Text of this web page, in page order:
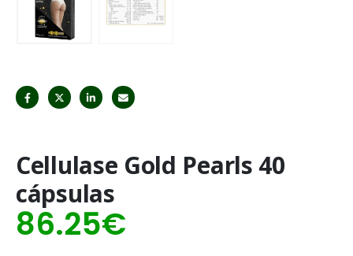
Cellulase Gold Pearls 40
cápsulas
86.25€